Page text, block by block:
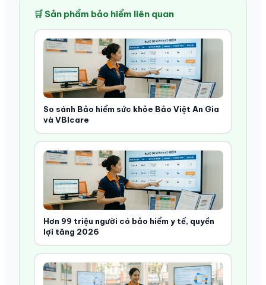
🛒 Sản phẩm bảo hiểm liên quan
So sánh Bảo hiểm sức khỏe Bảo Việt An Gia
và VBIcare
Hơn 99 triệu người có bảo hiểm y tế, quyền
lợi tăng 2026